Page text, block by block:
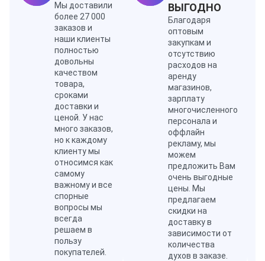
Мы доставили
более 27 000
заказов и
наши клиенты
полностью
довольны
качеством
товара,
сроками
доставки и
ценой. У нас
много заказов,
но к каждому
клиенту мы
относимся как
самому
важному и все
спорные
вопросы мы
всегда
решаем в
пользу
покупателей.
ВЫГОДНО
Благодаря
оптовым
закупкам и
отсутствию
расходов на
аренду
магазинов,
зарплату
многочисленного
персонала и
оффлайн
рекламу, мы
можем
предложить Вам
очень выгодные
цены. Мы
предлагаем
скидки на
доставку в
зависимости от
количества
духов в заказе.